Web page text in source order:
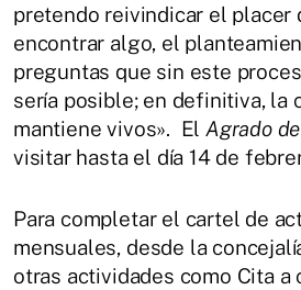
pretendo reivindicar el placer
encontrar algo, el
preguntas que sin este
sería posible; en definitiva, la
mantiene vivos». ElAgrado
visitar hasta el día 14 de
Para completar el cartel de
mensuales, desde la
otras actividades como Cita a